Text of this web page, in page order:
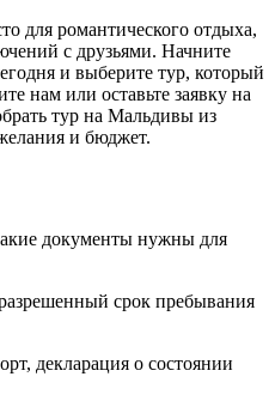
для романтического отдыха,
с друзьями. Начните
и выберите тур, который
нам или оставьте заявку на
тур на Мальдивы из
и бюджет.
документы нужны для
срок пребывания
декларация о состоянии